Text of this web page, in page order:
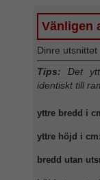
Vänligen
Dinre
Tips: Det
identiskt till
yttre bredd i
yttre höjd i cm:
bredd utan